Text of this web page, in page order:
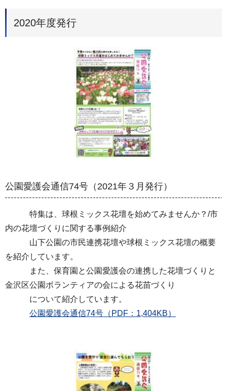
2020年度発行
公園愛護会通信74号（2021年３月発行）
特集は、球根ミックス花壇を始めてみませんか？/市
内の花壇づくりに関する事例紹介
山下公園の市民連携花壇や球根ミックス花壇の概要
を紹介しています。
また、保育園と公園愛護会の連携した花壇づくりと
金沢区公園ボランティアの会による花苗づくり
について紹介しています。
公園愛護会通信74号（PDF：1,404KB）